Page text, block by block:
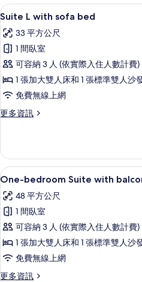
詳
情
顯
示
Suite
L
with
sofa
bed
的
相
片
8
Suite L with sofa bed
33 平方公尺
1 間臥室
可容納 3 人 (依實際入住人數計費)
1 張加大雙人床和 1 張標準雙人沙
免費無線上網
更多資訊
更
with
sofa
bed
詳
情
顯
示
One-
bedroom
Suite
with
balcony
的
11
One-bedroom Suite with
48 平方公尺
1 間臥室
可容納 3 人 (依實際入住人數計費)
1 張加大雙人床和 1 張標準雙人沙
免費無線上網
更多資訊
更